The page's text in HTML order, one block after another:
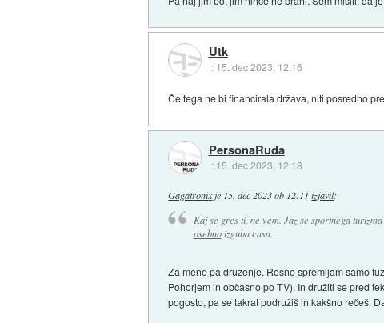
Utk
:: 15. dec 2023, 12:16
Če tega ne bi financirala država, niti posredno
PersonaRuda
:: 15. dec 2023, 12:18
Gagatronixje 15. dec 2023 ob 12:11 izjavil:
Kaj se gres ti, ne vem. Jaz se sportnega
osebnoizguba casa.
Za mene pa druženje. Resno spremljam samo
Pohorjem in občasno po TV). In družiti se pred
pogosto, pa se takrat podružiš in kakšno rečeš.